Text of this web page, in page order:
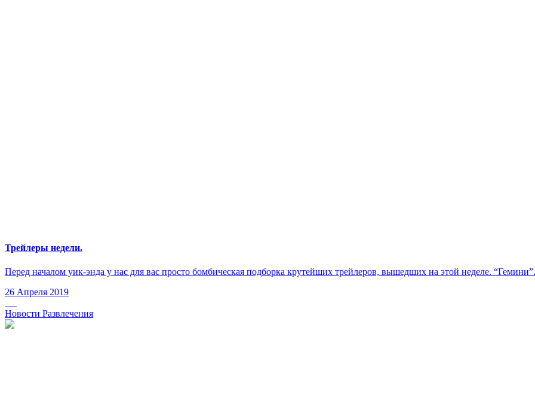
Трейлеры недели.
Перед началом уик-энда у нас для вас просто бомбическая подборка крутейших трейлеров, вышедших на этой неделе.
26 Апреля 2019
Новости Развлечения